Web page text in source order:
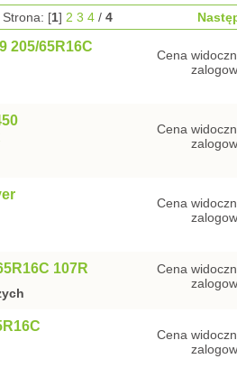
Strona: [1] 2 3 4/ 4
205/65R16C
Cena
Cena
Cena
107R
Cena
Cena